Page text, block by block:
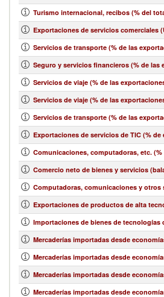
Turismo internacional, recibos (% del
Exportaciones de servicios comerciales
Servicios de transporte (% de las
Seguro y servicios financieros (% de
Servicios de viaje (% de las
Servicios de viaje (% de las
Servicios de transporte (% de las
Exportaciones de servicios de TIC (%
Comunicaciones, computadoras, etc.
Comercio neto de bienes y servicios
Computadoras, comunicaciones y
Exportaciones de productos de alta
Importaciones de bienes de
Mercaderías importadas desde
Mercaderías importadas desde
Mercaderías importadas desde
Mercaderías importadas desde